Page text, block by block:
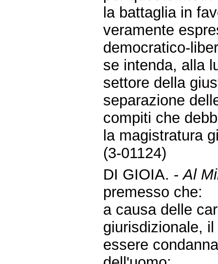
la battaglia in
veramente
democratico-
se intenda, alla
settore della
separazione
compiti che
la magistratura
(3-01124)
DI GIOIA. -Al
premesso che:
a causa delle
giurisdizionale,
essere